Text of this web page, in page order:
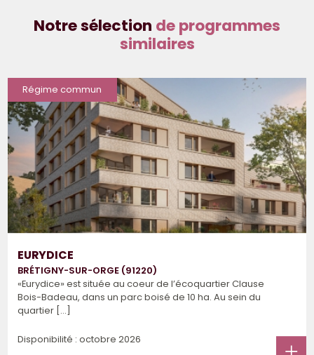
Notre sélection de programmes
similaires
Régime commun
EURYDICE
BRÉTIGNY-SUR-ORGE (91220)
«Eurydice» est située au coeur de l’écoquartier Clause
Bois-Badeau, dans un parc boisé de 10 ha. Au sein du
quartier [...]
Disponibilité : octobre 2026